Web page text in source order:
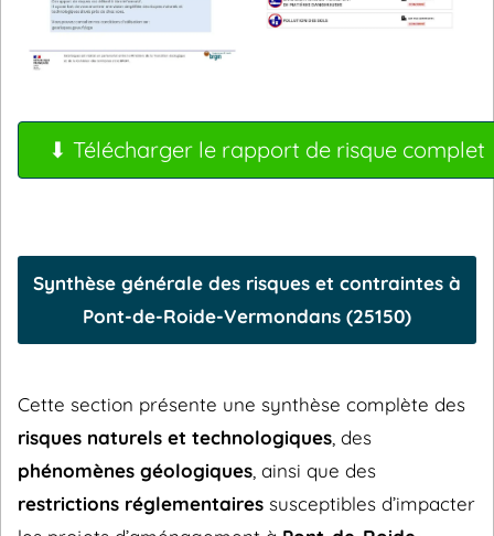
⬇ Télécharger le rapport de risque complet
Synthèse générale des risques et contraintes à
Pont-de-Roide-Vermondans (25150)
Cette section présente une synthèse complète des
risques naturels et technologiques , des
phénomènes géologiques , ainsi que des
restrictions réglementaires susceptibles d’impacter